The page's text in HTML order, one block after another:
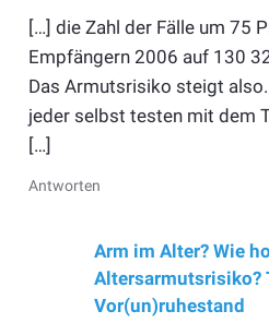
[…] die Zahl der Fälle um 75
Empfängern 2006 auf 130
Das Armutsrisiko steigt
jeder selbst testen mit dem
[…]
Antworten
Arm im Alter? Wie
Altersarmutsrisiko?
Vor(un)ruhestand